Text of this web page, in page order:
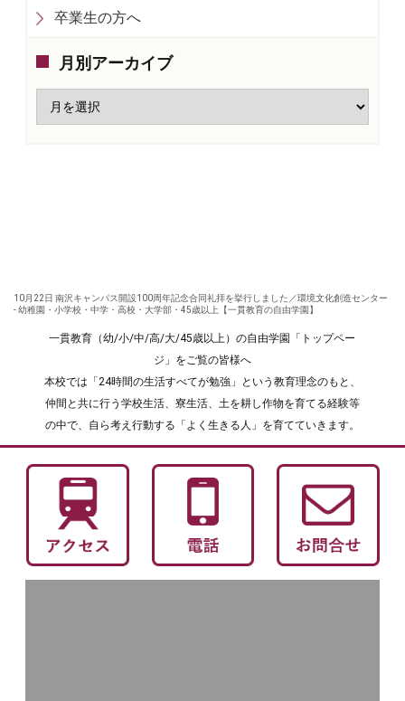
卒業生の方へ
月別アーカイブ
10月22日 南沢キャンパス開設100周年記念合同礼拝を挙行しました／環境文化創造センター
- 幼稚園・小学校・中学・高校・大学部・45歳以上【一貫教育の自由学園】
一貫教育（幼/小/中/高/大/45歳以上）の自由学園「トップペー
ジ」をご覧の皆様へ
本校では「24時間の生活すべてが勉強」という教育理念のもと、
仲間と共に行う学校生活、寮生活、土を耕し作物を育てる経験等
の中で、自ら考え行動する「よく生きる人」を育てていきます。